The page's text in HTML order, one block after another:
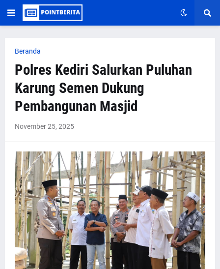
Beranda
Polres Kediri Salurkan Puluhan
Karung Semen Dukung
Pembangunan Masjid
November 25, 2025